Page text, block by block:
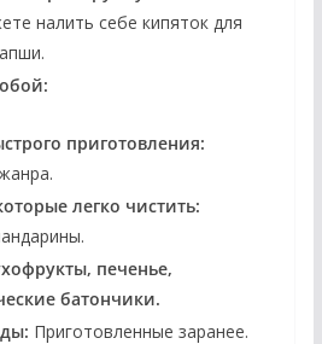
налить себе кипяток для
приготовления:
легко чистить:
печенье,
батончики.
Приготовленные заранее.